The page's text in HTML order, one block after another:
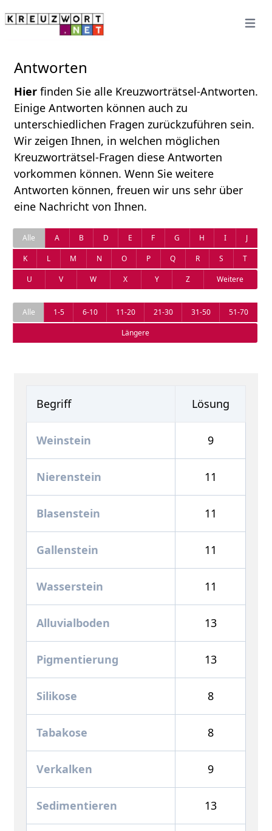
Open
Antworten
Hier finden Sie alle Kreuzworträtsel-Antworten.
Einige Antworten können auch zu
unterschiedlichen Fragen zurückzuführen sein.
Wir zeigen Ihnen, in welchen möglichen
Kreuzworträtsel-Fragen diese Antworten
vorkommen können. Wenn Sie weitere
Antworten können, freuen wir uns sehr über
eine Nachricht von Ihnen.
Alle A B D E F G H I
J
K
L M N O P Q R S
T
U
V W X Y Z Weitere
Alle 1-5 6-10 11-20 21-30 31-50
51-70
Längere
Begriff Lösung
Weinstein 9
Nierenstein 11
Blasenstein 11
Gallenstein 11
Wasserstein 11
Alluvialboden 13
Pigmentierung 13
Silikose 8
Tabakose 8
Verkalken 9
Sedimentieren 13